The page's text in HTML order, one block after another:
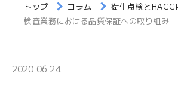
各種検査窓口のご案内
財団情報
トップ コラム
衛生点検と
検査業務における品質保証への取り組み
2020.06.24